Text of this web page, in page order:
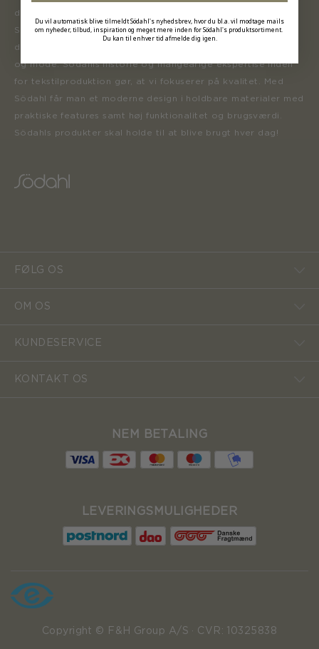
der inspirerer forbrugerne til at forny deres hjem.
Sortimentet opdateres løbende med nye produkter, der er
designet i henhold til tidens trends inden for boligindretning
og mode. Södahls historie og mangeårige ekspertise inden
for tekstilproduktion gør, at vi fokuserer på kvalitet. Med
Södahl får man et moderne design i holdbare materialer med
praktiske features samt høj funktionalitet og brugsværdi.
Södahls produkter skal holde til at blive brugt hver dag!
FØLG OS
OM OS
KUNDESERVICE
KONTAKT OS
NEM BETALING
LEVERINGSMULIGHEDER
Copyright © F&H Group A/S · CVR: 10325838
Du vil automatisk blive tilmeldt Södahl's nyhedsbrev, hvor du bl.a. vil modtage mails
om nyheder, tilbud, inspiration og meget mere inden for Södahl's produktsortiment.
Du kan til enhver tid afmelde dig igen.